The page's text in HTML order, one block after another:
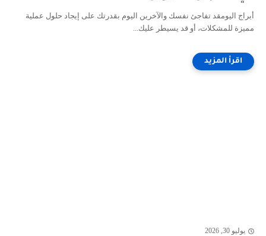
أبراج اليومقد تفاجئ نفسك والآخرين اليوم بقدرتك على إيجاد حلول عملية
مميزة للمشكلات، أو قد يسيطر عليك...
يوليو 30, 2026